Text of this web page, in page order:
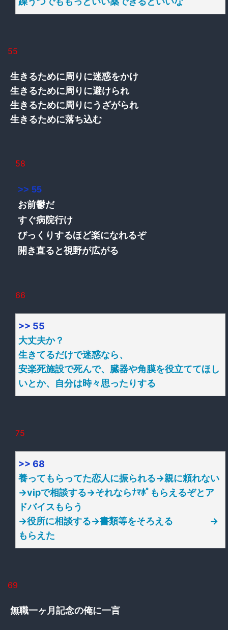
55
生きるために周りに迷惑をかけ
生きるために周りに避けられ
生きるために周りにうざがられ
生きるために落ち込む
58
>> 55
お前鬱だ
すぐ病院行け
びっくりするほど楽になれるぞ
開き直ると視野が広がる
66
>> 55
大丈夫か？
生きてるだけで迷惑なら、
安楽死施設で死んで、臓器や角膜を役立ててほし
いとか、自分は時々思ったりする
75
>> 68
養ってもらってた恋人に振られる→親に頼れない
→vipで相談する→それならﾅﾏﾎﾟもらえるぞとア
ドバイスもらう
→役所に相談する→書類等をそろえる →
もらえた
69
無職一ヶ月記念の俺に一言